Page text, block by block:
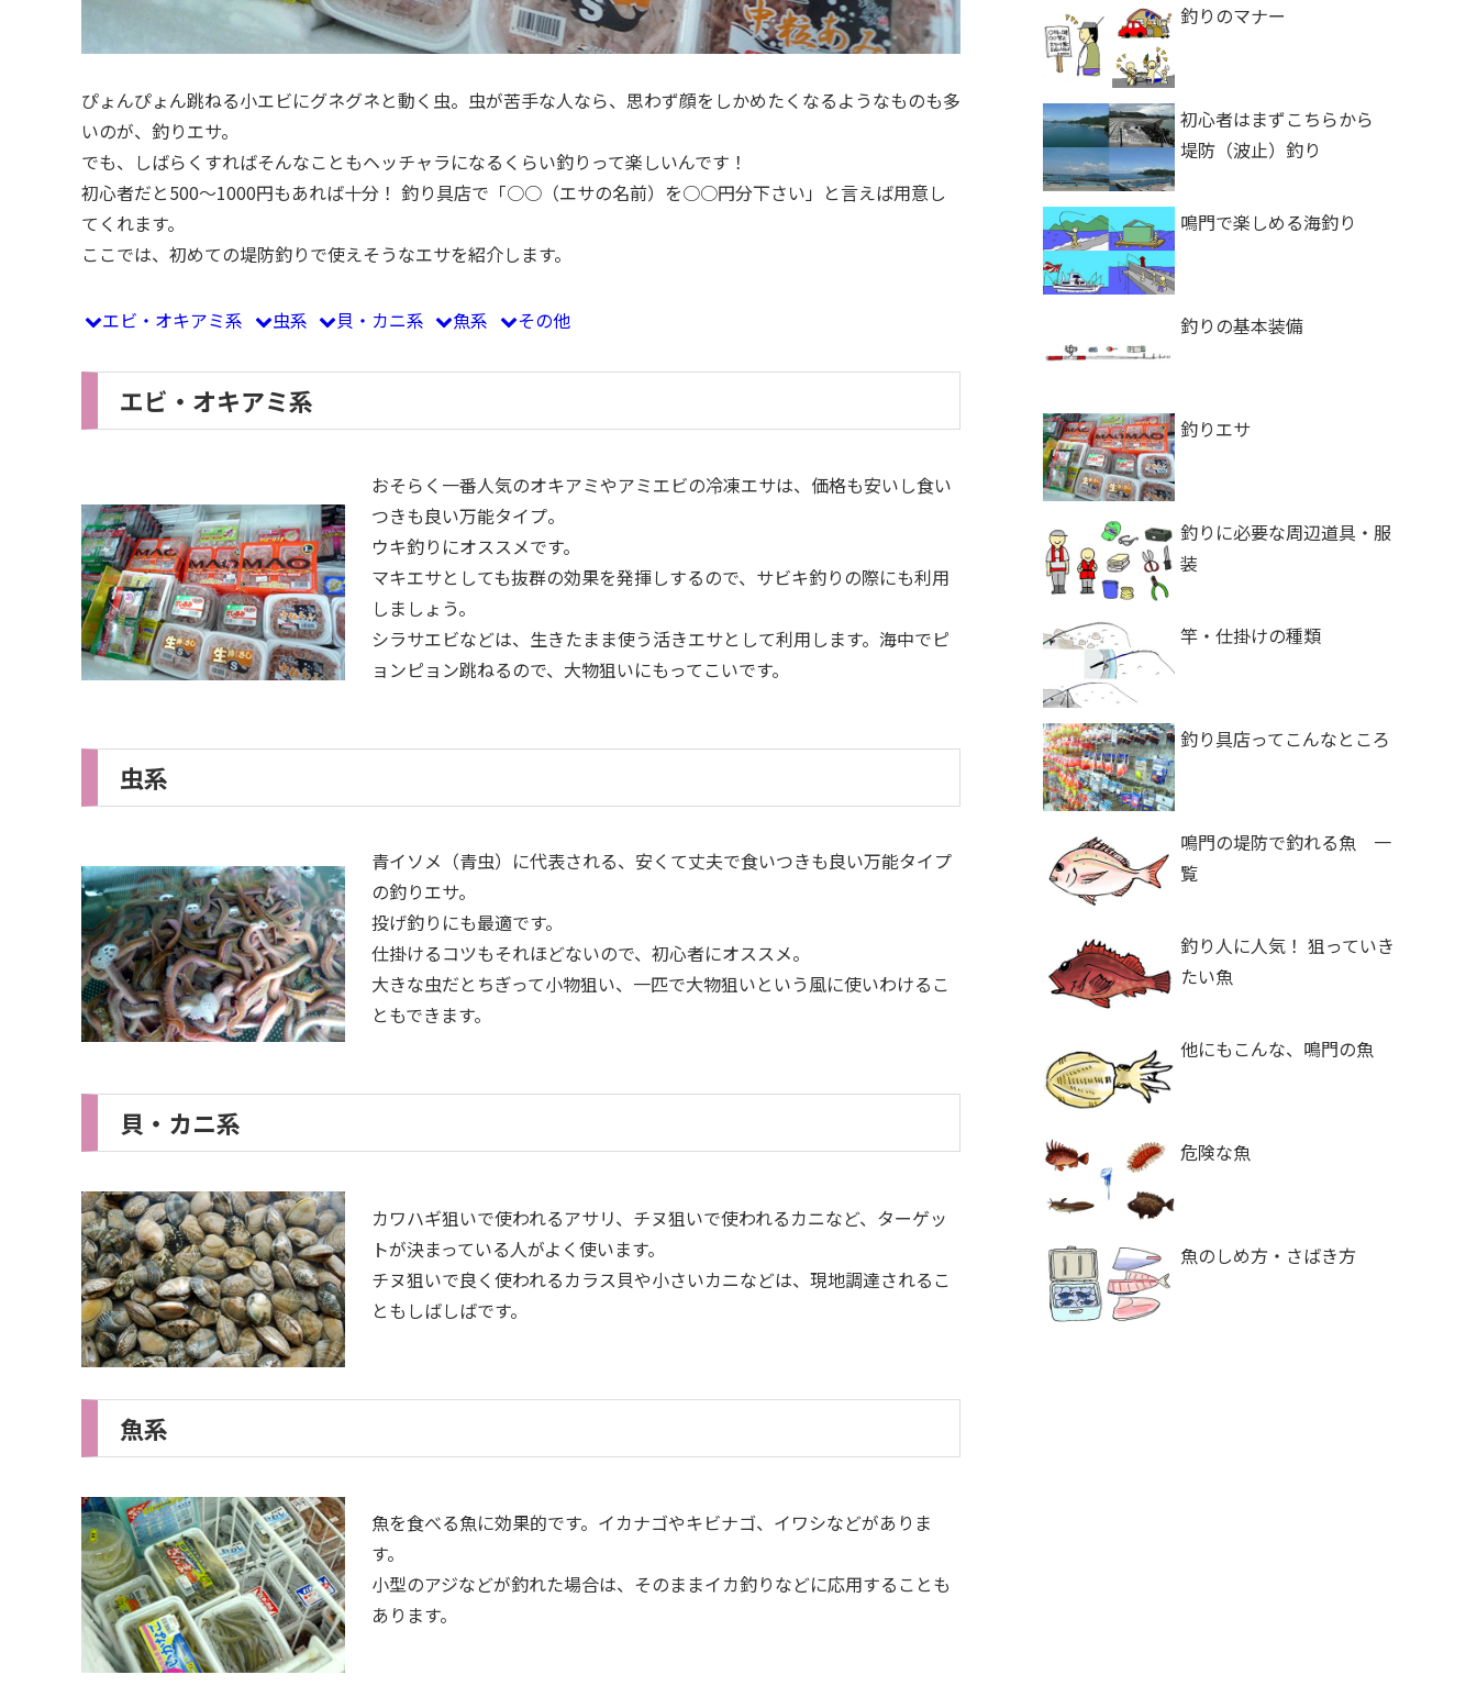
ぴょんぴょん跳ねる小エビにグネグネと動く虫。虫が苦手な人なら、思わず顔をしかめたくなるようなものも多
いのが、釣りエサ。
でも、しばらくすればそんなこともヘッチャラになるくらい釣りって楽しいんです！
初心者だと500～1000円もあれば十分！ 釣り具店で「○○（エサの名前）を○○円分下さい」と言えば用意し
てくれます。
ここでは、初めての堤防釣りで使えそうなエサを紹介します。
エビ・オキアミ系 虫系 貝・カニ系 魚系 その他
エビ・オキアミ系
おそらく一番人気のオキアミやアミエビの冷凍エサは、価格も安いし食い
つきも良い万能タイプ。
ウキ釣りにオススメです。
マキエサとしても抜群の効果を発揮しするので、サビキ釣りの際にも利用
しましょう。
シラサエビなどは、生きたまま使う活きエサとして利用します。海中でピ
ョンピョン跳ねるので、大物狙いにもってこいです。
虫系
青イソメ（青虫）に代表される、安くて丈夫で食いつきも良い万能タイプ
の釣りエサ。
投げ釣りにも最適です。
仕掛けるコツもそれほどないので、初心者にオススメ。
大きな虫だとちぎって小物狙い、一匹で大物狙いという風に使いわけるこ
ともできます。
貝・カニ系
カワハギ狙いで使われるアサリ、チヌ狙いで使われるカニなど、ターゲッ
トが決まっている人がよく使います。
チヌ狙いで良く使われるカラス貝や小さいカニなどは、現地調達されるこ
ともしばしばです。
魚系
魚を食べる魚に効果的です。イカナゴやキビナゴ、イワシなどがありま
す。
小型のアジなどが釣れた場合は、そのままイカ釣りなどに応用することも
あります。
釣りのマナー
初心者はまずこちらから
堤防（波止）釣り
鳴門で楽しめる海釣り
釣りの基本装備
釣りエサ
釣りに必要な周辺道具・服
装
竿・仕掛けの種類
釣り具店ってこんなところ
鳴門の堤防で釣れる魚 一
覧
釣り人に人気！ 狙っていき
たい魚
他にもこんな、鳴門の魚
危険な魚
魚のしめ方・さばき方